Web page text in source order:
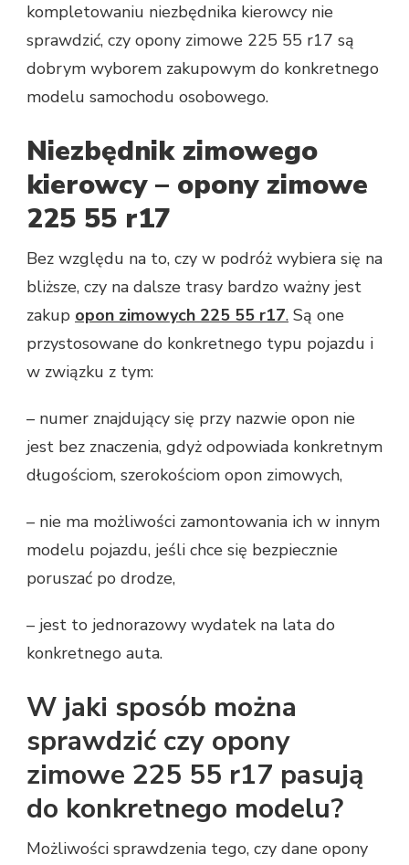
kompletowaniu niezbędnika kierowcy nie
sprawdzić, czy opony zimowe 225 55 r17 są
dobrym wyborem zakupowym do konkretnego
modelu samochodu osobowego.
Niezbędnik zimowego
kierowcy – opony zimowe
225 55 r17
Bez względu na to, czy w podróż wybiera się na
bliższe, czy na dalsze trasy bardzo ważny jest
zakup opon zimowych 225 55 r17. Są one
przystosowane do konkretnego typu pojazdu i
w związku z tym:
– numer znajdujący się przy nazwie opon nie
jest bez znaczenia, gdyż odpowiada konkretnym
długościom, szerokościom opon zimowych,
– nie ma możliwości zamontowania ich w innym
modelu pojazdu, jeśli chce się bezpiecznie
poruszać po drodze,
– jest to jednorazowy wydatek na lata do
konkretnego auta.
W jaki sposób można
sprawdzić czy opony
zimowe 225 55 r17 pasują
do konkretnego modelu?
Możliwości sprawdzenia tego, czy dane opony